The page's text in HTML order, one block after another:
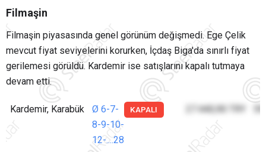
Filmaşin
Filmaşin piyasasında genel görünüm değişmedi. Ege Çelik
mevcut fiyat seviyelerini korurken, İçdaş Biga'da sınırlı fiyat
gerilemesi görüldü. Kardemir ise satışlarını kapalı tutmaya
devam etti.
Kardemir, Karabük
Ø 6-7-
8-9-10-
12-....28
KAPALI 27.440,90 TRY